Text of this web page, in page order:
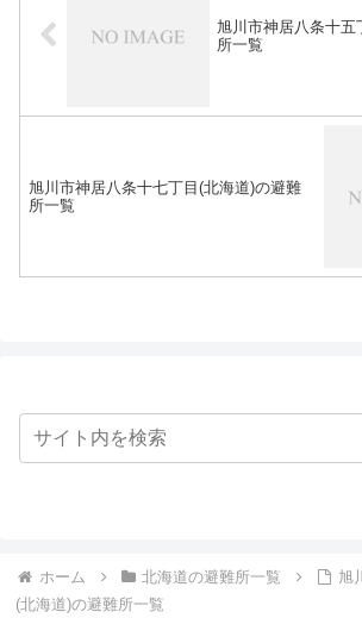
旭川市神居八条十五
所一覧
旭川市神居八条十七丁目(北海道)の避難
所一覧
ホーム 北海道の避難所一覧
旭
(北海道)の避難所一覧